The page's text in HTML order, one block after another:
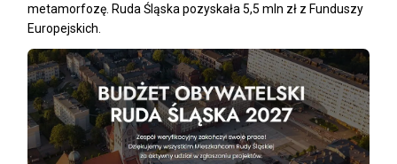
metamorfozę. Ruda Śląska pozyskała 5,5 mln zł z Funduszy
Europejskich.